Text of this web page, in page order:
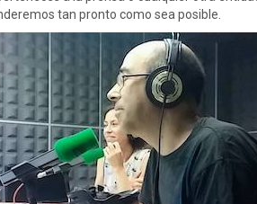
tan pronto como sea posible.